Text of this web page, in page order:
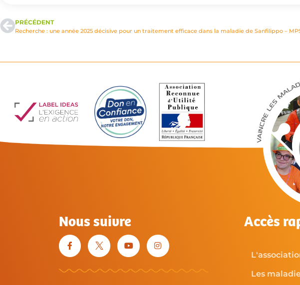
PRÉCÉDENT
Nous suivre Accès
Les